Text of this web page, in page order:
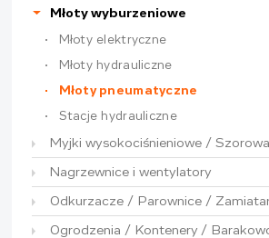
Młoty wyburzeniowe
Młoty elektryczne
Młoty hydrauliczne
Młoty pneumatyczne
Stacje hydrauliczne
Myjki wysokociśnieniowe /
Nagrzewnice i wentylatory
Odkurzacze / Parownice /
Ogrodzenia / Kontenery /